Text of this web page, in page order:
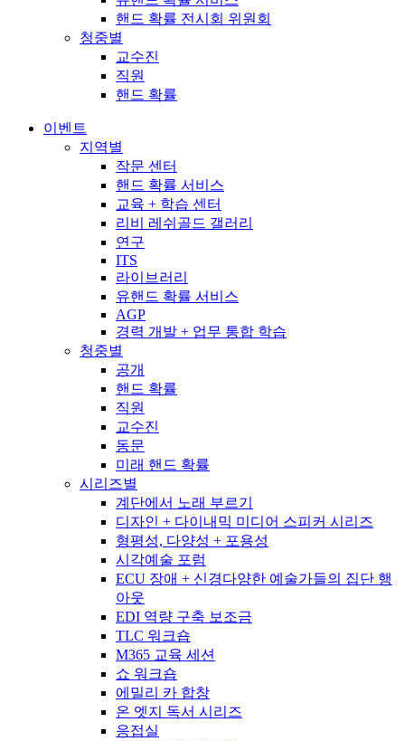
핸드 확률 전시회 위원회
청중별
교수진
직원
핸드 확률
이벤트
지역별
작문 센터
핸드 확률 서비스
교육 + 학습 센터
리비 레쉬골드 갤러리
연구
ITS
라이브러리
유핸드 확률 서비스
AGP
경력 개발 + 업무 통합 학습
청중별
공개
핸드 확률
직원
교수진
동문
미래 핸드 확률
시리즈별
계단에서 노래 부르기
디자인 + 다이내믹 미디어 스피커 시리즈
형평성, 다양성 + 포용성
시각예술 포럼
ECU 장애 + 신경다양한 예술가들의 집단 행
아웃
EDI 역량 구축 보조금
TLC 워크숍
M365 교육 세션
쇼 워크숍
에밀리 카 합창
온 엣지 독서 시리즈
응접실